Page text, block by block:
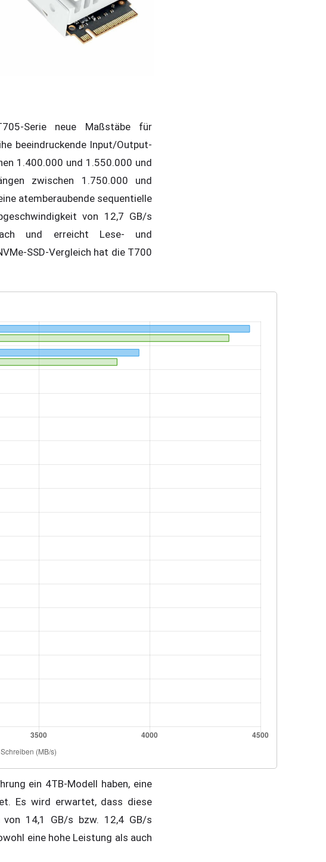
Serie neue Maßstäbe für
beeindruckende Input/Output-
1.400.000 und 1.550.000 und
zwischen 1.750.000 und
atemberaubende sequentielle
von 12,7 GB/s
und erreicht Lese- und
SSD-Vergleich hat die T700
ein 4TB-Modell haben, eine
Es wird erwartet, dass diese
von 14,1 GB/s bzw. 12,4 GB/s
eine hohe Leistung als auch